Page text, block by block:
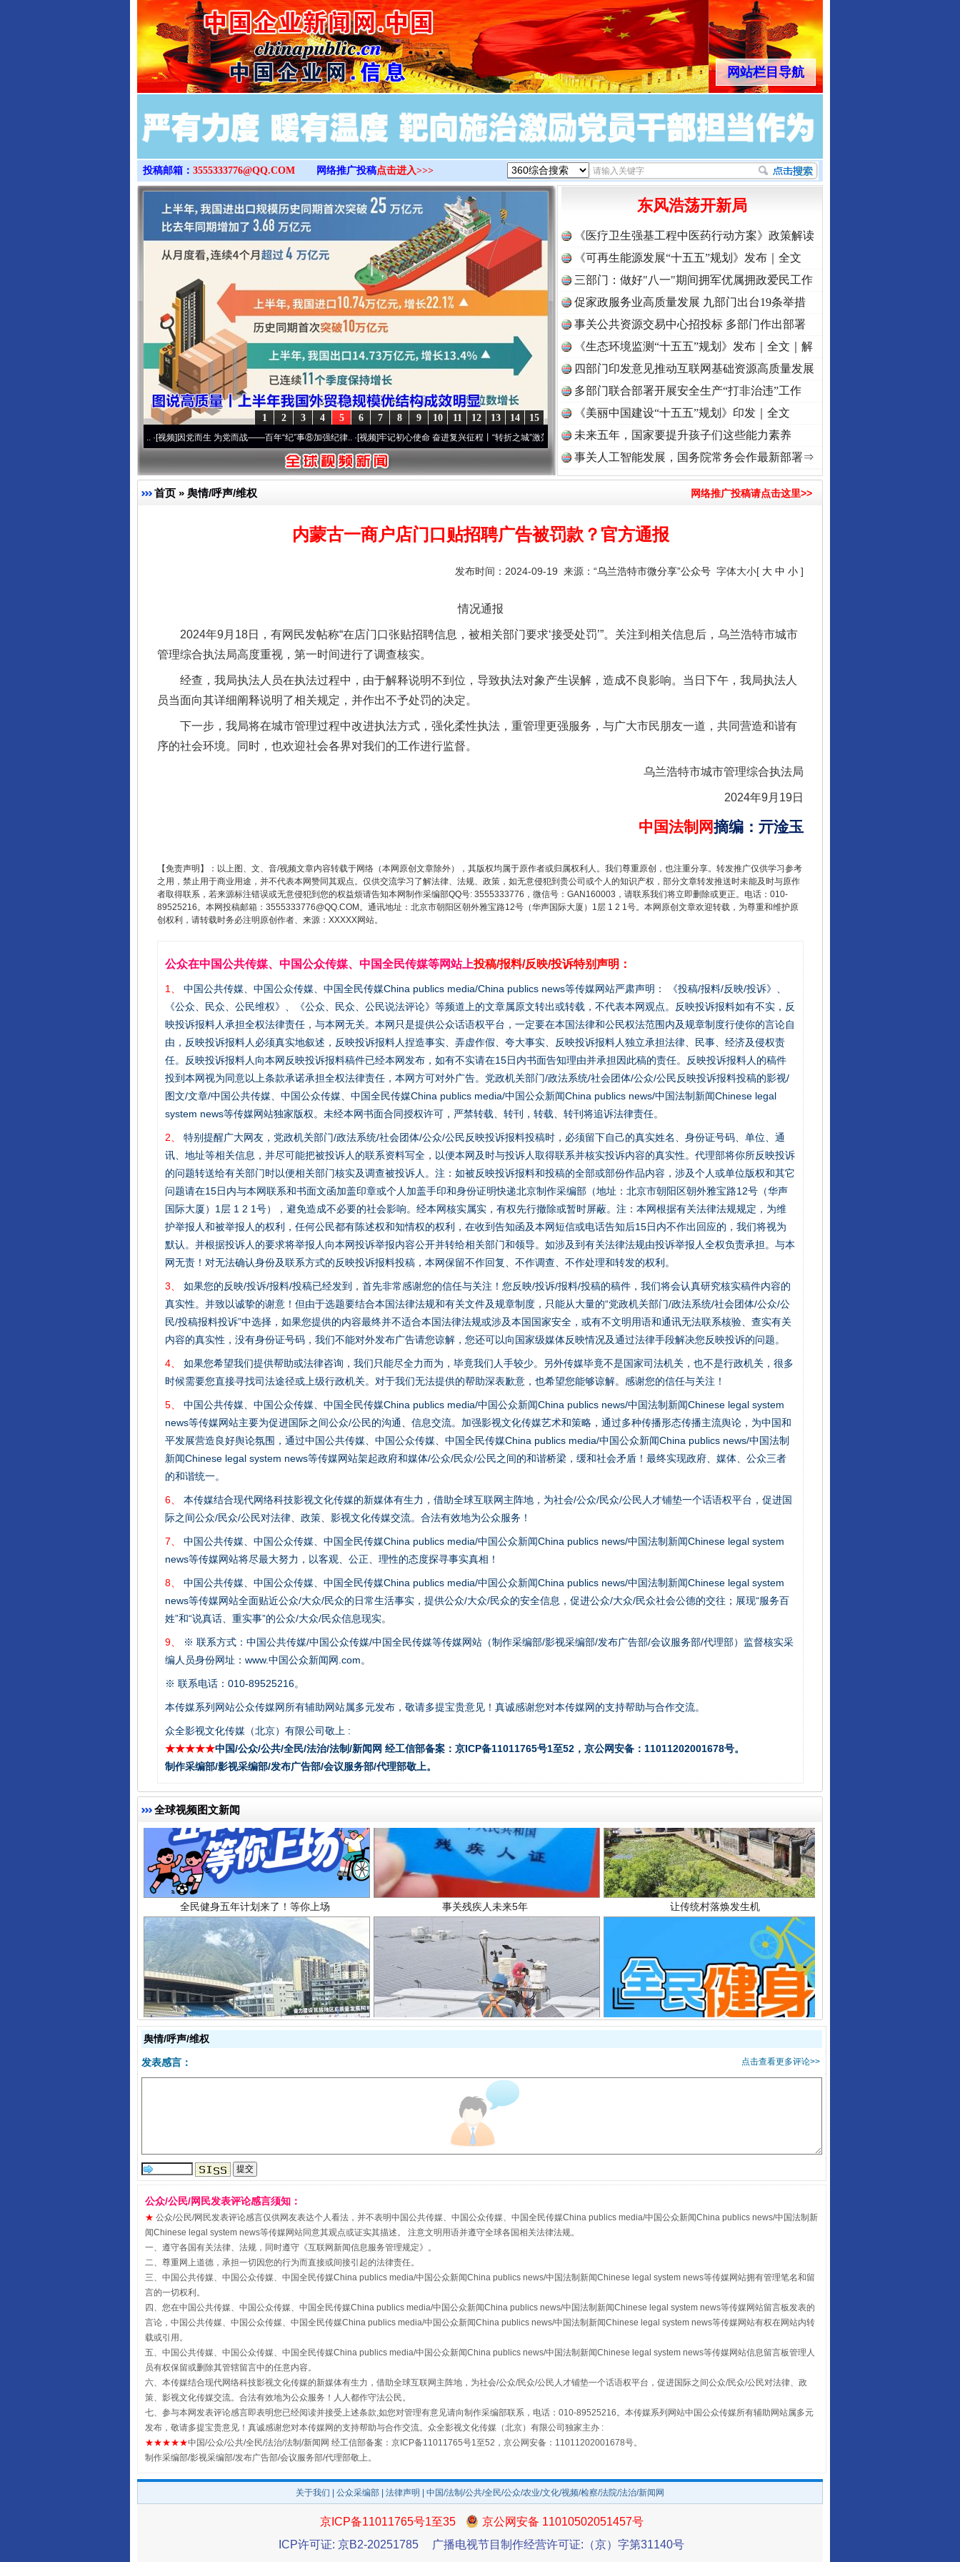
>
网站栏目导航
投稿邮箱： 3555333776@QQ.COM 网络推广投稿点击进入>>>
15
14
13
12
11
10
9
8
7
6
5
4
3
2
1
因党而生 为党而战——百年“纪”事⑧加强纪律..·[视频]牢记初心使命 奋进复兴征程丨“转折之城”激荡..·[视频]牢记初心使命 奋进复兴征程丨红船起航处 潮起.. ·[视频]一首歌的时间，读懂乐至的“诗与远方”
东风浩荡开新局
《医疗卫生强基工程中医药行动方案》政策解读
《可再生能源发展“十五五”规划》发布｜全文
三部门：做好"八一"期间拥军优属拥政爱民工作
促家政服务业高质量发展 九部门出台19条举措
事关公共资源交易中心招投标 多部门作出部署
《生态环境监测“十五五”规划》发布｜全文｜解
读
四部门印发意见推动互联网基础资源高质量发展
多部门联合部署开展安全生产“打非治违”工作
《美丽中国建设“十五五”规划》印发｜全文
未来五年，国家要提升孩子们这些能力素养
事关人工智能发展，国务院常务会作最新部署⇒
首页 » 舆情/呼声/维权 网络推广投稿请点击这里>>
内蒙古一商户店门口贴招聘广告被罚款？官方通报
发布时间：2024-09-19 来源： “乌兰浩特市微分享”公众号 字体大小[ 大 中 小 ]
情况通报
2024年9月18日，有网民发帖称“在店门口张贴招聘信息，被相关部门要求‘接受处罚’”。关注到相关信息后，乌兰浩特市城市
管理综合执法局高度重视，第一时间进行了调查核实。
经查，我局执法人员在执法过程中，由于解释说明不到位，导致执法对象产生误解，造成不良影响。当日下午，我局执法人
员当面向其详细阐释说明了相关规定，并作出不予处罚的决定。
下一步，我局将在城市管理过程中改进执法方式，强化柔性执法，重管理更强服务，与广大市民朋友一道，共同营造和谐有
序的社会环境。同时，也欢迎社会各界对我们的工作进行监督。
乌兰浩特市城市管理综合执法局
2024年9月19日
中国法制网摘编 ： 亓淦玉
【免责声明】：以上图、文、音/视频文章内容转载于网络（本网原创文章除外），其版权均属于原作者或归属权利人。我们尊重原创，也注重分享。转发推广仅供学习参考
之用，禁止用于商业用途，并不代表本网赞同其观点。仅供交流学习了解法律、法规、政策，如无意侵犯到贵公司或个人的知识产权，部分文章转发推送时未能及时与原作
者取得联系，若来源标注错误或无意侵犯到您的权益烦请告知本网制作采编部QQ号: 3555333776，微信号：GAN160003，请联系我们将立即删除或更正。电话：010-
89525216。本网投稿邮箱：3555333776@QQ.COM。通讯地址：北京市朝阳区朝外雅宝路12号（华声国际大厦）1层 1 2 1号。本网原创文章欢迎转载，为尊重和维护原
创权利，请转载时务必注明原创作者、来源：XXXXX网站。
公众在中国公共传媒、中国公众传媒、中国全民传媒等网站上投稿/报料/反映/投诉特别声明：
1、
中国公共传媒、中国公众传媒、中国全民传媒China publics media/China publics news等传媒网站严肃声明： 《投稿/报料/反映/投诉》、
《公众、民众、公民维权》、《公众、民众、公民说法评论》等频道上的文章属原文转出或转载，不代表本网观点。反映投诉报料如有不实，反
映投诉报料人承担全权法律责任，与本网无关。本网只是提供公众话语权平台，一定要在本国法律和公民权法范围内及规章制度行使你的言论自
由，反映投诉报料人必须真实地叙述，反映投诉报料人捏造事实、弄虚作假、夸大事实、反映投诉报料人独立承担法律、民事、经济及侵权责
任。反映投诉报料人向本网反映投诉报料稿件已经本网发布，如有不实请在15日内书面告知理由并承担因此稿的责任。反映投诉报料人的稿件
投到本网视为同意以上条款承诺承担全权法律责任，本网方可对外广告。党政机关部门/政法系统/社会团体/公众/公民反映投诉报料投稿的影视/
图文/文章/中国公共传媒、中国公众传媒、中国全民传媒China publics media/中国公众新闻China publics news/中国法制新闻Chinese legal
system news等传媒网站独家版权。未经本网书面合同授权许可，严禁转载、转刊，转载、转刊将追诉法律责任。
2、
特别提醒广大网友，党政机关部门/政法系统/社会团体/公众/公民反映投诉报料投稿时，必须留下自己的真实姓名、身份证号码、单位、通
讯、地址等相关信息，并尽可能把被投诉人的联系资料写全，以便本网及时与投诉人取得联系并核实投诉内容的真实性。代理部将你所反映投诉
的问题转送给有关部门时以便相关部门核实及调查被投诉人。注：如被反映投诉报料和投稿的全部或部份作品内容，涉及个人或单位版权和其它
问题请在15日内与本网联系和书面文函加盖印章或个人加盖手印和身份证明快递北京制作采编部（地址：北京市朝阳区朝外雅宝路12号（华声
国际大厦）1层 1 2 1号），避免造成不必要的社会影响。经本网核实属实，有权先行撤除或暂时屏蔽。注：本网根据有关法律法规规定，为维
护举报人和被举报人的权利，任何公民都有陈述权和知情权的权利，在收到告知函及本网短信或电话告知后15日内不作出回应的，我们将视为
默认。并根据投诉人的要求将举报人向本网投诉举报内容公开并转给相关部门和领导。如涉及到有关法律法规由投诉举报人全权负责承担。与本
网无责！对无法确认身份及联系方式的反映投诉报料投稿，本网保留不作回复、不作调查、不作处理和转发的权利。
3、
如果您的反映/投诉/报料/投稿已经发到，首先非常感谢您的信任与关注！您反映/投诉/报料/投稿的稿件，我们将会认真研究核实稿件内容的
真实性。并致以诚挚的谢意！但由于选题要结合本国法律法规和有关文件及规章制度，只能从大量的“党政机关部门/政法系统/社会团体/公众/公
民/投稿报料投诉”中选择，如果您提供的内容最终并不适合本国法律法规或涉及本国国家安全，或有不文明用语和通讯无法联系核验、查实有关
内容的真实性，没有身份证号码，我们不能对外发布广告请您谅解，您还可以向国家级媒体反映情况及通过法律手段解决您反映投诉的问题。
4、
如果您希望我们提供帮助或法律咨询，我们只能尽全力而为，毕竟我们人手较少。另外传媒毕竟不是国家司法机关，也不是行政机关，很多
时候需要您直接寻找司法途径或上级行政机关。对于我们无法提供的帮助深表歉意，也希望您能够谅解。感谢您的信任与关注！
5、
中国公共传媒、中国公众传媒、中国全民传媒China publics media/中国公众新闻China publics news/中国法制新闻Chinese legal system
news等传媒网站主要为促进国际之间公众/公民的沟通、信息交流。加强影视文化传媒艺术和策略，通过多种传播形态传播主流舆论，为中国和
平发展营造良好舆论氛围，通过中国公共传媒、中国公众传媒、中国全民传媒China publics media/中国公众新闻China publics news/中国法制
新闻Chinese legal system news等传媒网站架起政府和媒体/公众/民众/公民之间的和谐桥梁，缓和社会矛盾！最终实现政府、媒体、公众三者
的和谐统一。
6、
本传媒结合现代网络科技影视文化传媒的新媒体有生力，借助全球互联网主阵地，为社会/公众/民众/公民人才铺垫一个话语权平台，促进国
际之间公众/民众/公民对法律、政策、影视文化传媒交流。合法有效地为公众服务！
7、
中国公共传媒、中国公众传媒、中国全民传媒China publics media/中国公众新闻China publics news/中国法制新闻Chinese legal system
news等传媒网站将尽最大努力，以客观、公正、理性的态度探寻事实真相！
8、
中国公共传媒、中国公众传媒、中国全民传媒China publics media/中国公众新闻China publics news/中国法制新闻Chinese legal system
news等传媒网站全面贴近公众/大众/民众的日常生活事实，提供公众/大众/民众的安全信息，促进公众/大众/民众社会公德的交往；展现“服务百
姓”和“说真话、重实事”的公众/大众/民众信息现实。
9、
※ 联系方式：中国公共传媒/中国公众传媒/中国全民传媒等传媒网站（制作采编部/影视采编部/发布广告部/会议服务部/代理部）监督核实采
编人员身份网址：www.中国公众新闻网.com。
※ 联系电话：010-89525216。
本传媒系列网站公众传媒网所有辅助网站属多元发布，敬请多提宝贵意见！真诚感谢您对本传媒网的支持帮助与合作交流。
众全影视文化传媒（北京）有限公司敬上 :
★★★★★中国/公众/公共/全民/法治/法制/新闻网 经工信部备案：京ICP备11011765号1至52，京公网安备：11011202001678号。
制作采编部/影视采编部/发布广告部/会议服务部/代理部敬上。
全球视频图文新闻
完善运行机制助力责任有效落实 一纸欠条伤亲情 巡回调解促和解.. 行业协会接连发公告
东山县通报“牛蛙产品抗生素超标问题” 法徽映军营 权益有保障 让核能赋能千行百业
千年窑火 生生不息 一批国家标准开始实施 从数据变化看反腐深化
揭开“小金库”的免责幌子 以产业富民促振兴 酒驾未被当场查获能处罚吗
全民健身五年计划来了！等你上场
阿坝州三大球赛在茂县开幕 规模最大的光氢储一体化项目 走走走！国家喊你健身啦
国家大学科技园优化重塑工作
扯下公款旅游的“隐身衣” 如何以同查同治破解风腐交织难题 养老服务师职业资格制度暂行规定
舆情/呼声/维权
点击查看更多评论>>
发表感言：
公众/公民/网民发表评论感言须知：
★ 公众/公民/网民发表评论感言仅供网友表达个人看法，并不表明中国公共传媒、中国公众传媒、中国全民传媒China publics media/中国公众新闻China publics news/中国法制新
闻Chinese legal system news等传媒网站同意其观点或证实其描述。 注意文明用语并遵守全球各国相关法律法规。
一、遵守各国有关法律、法规，同时遵守《互联网新闻信息服务管理规定》。
二、尊重网上道德，承担一切因您的行为而直接或间接引起的法律责任。
三、中国公共传媒、中国公众传媒、中国全民传媒China publics media/中国公众新闻China publics news/中国法制新闻Chinese legal system news等传媒网站拥有管理笔名和留
言的一切权利。
四、您在中国公共传媒、中国公众传媒、中国全民传媒China publics media/中国公众新闻China publics news/中国法制新闻Chinese legal system news等传媒网站留言板发表的
言论，中国公共传媒、中国公众传媒、中国全民传媒China publics media/中国公众新闻China publics news/中国法制新闻Chinese legal system news等传媒网站有权在网站内转
载或引用。
五、中国公共传媒、中国公众传媒、中国全民传媒China publics media/中国公众新闻China publics news/中国法制新闻Chinese legal system news等传媒网站信息留言板管理人
员有权保留或删除其管辖留言中的任意内容。
六、本传媒结合现代网络科技影视文化传媒的新媒体有生力，借助全球互联网主阵地，为社会/公众/民众/公民人才铺垫一个话语权平台，促进国际之间公众/民众/公民对法律、政
策、影视文化传媒交流。合法有效地为公众服务！人人都作守法公民。
七、参与本网发表评论感言即表明您已经阅读并接受上述条款,如您对管理有意见请向制作采编部联系，电话：010-89525216。本传媒系列网站中国公众传媒所有辅助网站属多元
发布，敬请多提宝贵意见！真诚感谢您对本传媒网的支持帮助与合作交流。众全影视文化传媒（北京）有限公司独家主办 :
★★★★★中国/公众/公共/全民/法治/法制/新闻网 经工信部备案：京ICP备11011765号1至52，京公网安备：11011202001678号。
制作采编部/影视采编部/发布广告部/会议服务部/代理部敬上。
关于我们 公众采编部 法律声明 | 中国/法制/公共/全民/公众/农业/文化/视频/检察/法院/法治/新闻网
京ICP备11011765号1至35
京公网安备 11010502051457号
ICP许可证: 京B2-20251785
广播电视节目制作经营许可证:（京）字第31140号